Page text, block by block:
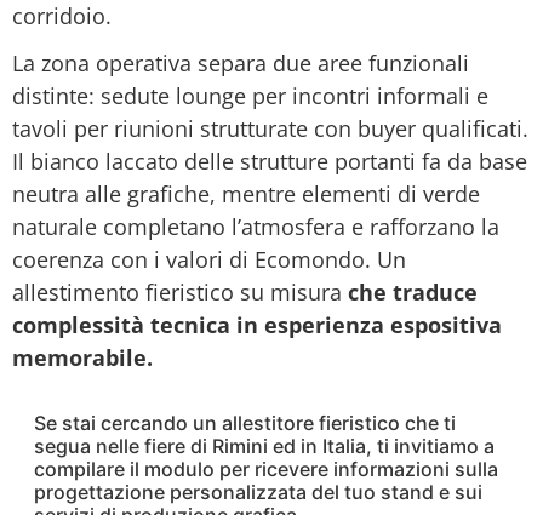
corridoio.
La zona operativa separa due aree funzionali
distinte: sedute lounge per incontri informali e
tavoli per riunioni strutturate con buyer qualificati.
Il bianco laccato delle strutture portanti fa da base
neutra alle grafiche, mentre elementi di verde
naturale completano l’atmosfera e rafforzano la
coerenza con i valori di Ecomondo. Un
allestimento fieristico su misura che traduce
complessità tecnica in esperienza espositiva
memorabile.
Se stai cercando un allestitore fieristico che ti
segua nelle fiere di Rimini ed in Italia, ti invitiamo a
compilare il modulo per ricevere informazioni sulla
progettazione personalizzata del tuo stand e sui